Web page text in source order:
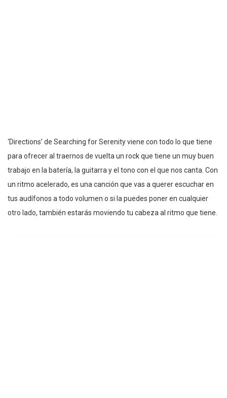
‘Directions’ de Searching for Serenity viene con todo lo que tiene
para ofrecer al traernos de vuelta un rock que tiene un muy buen
trabajo en la batería, la guitarra y el tono con el que nos canta. Con
un ritmo acelerado, es una canción que vas a querer escuchar en
tus audífonos a todo volumen o si la puedes poner en cualquier
otro lado, también estarás moviendo tu cabeza al ritmo que tiene.